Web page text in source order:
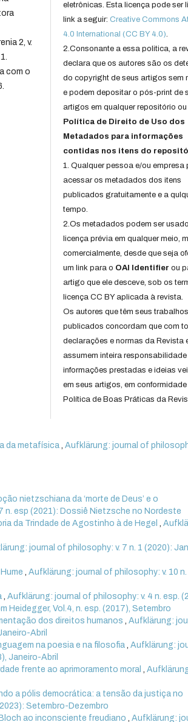
2, v.
com o
eletrônicas. Esta licença pode ser
link a seguir:Creative Commons
4.0 International (CC BY 4.0).
2.Consonante a essa politica, a
declara que os autores são os
do copyright de seus artigos sem
e podem depositar o pós-print de
artigos em qualquer repositório ou
Política de Direito de Uso dos
Metadados para informações
contidas nos itens do
1. Qualquer pessoa e/ou empresa
acessar os metadados dos itens
publicados gratuitamente e a
tempo.
2.Os metadados podem ser
licença prévia em qualquer meio,
comercialmente, desde que seja
um link para o OAI Identifier ou
artigo que ele desceve, sob os
licença CC BY aplicada à revista.
Os autores que têm seus trabalhos
publicados concordam que com
declarações e normas da Revista
assumem inteira responsabilidade
informações prestadas e ideias
em seus artigos, em
Política de Boas Práticas da
da metafísica,Aufklärung: journal of
nietzschiana da ‘morte de Deus’ e o
n. esp (2021): Dossiê Nietzsche no Nordeste
da Trindade de Agostinho à de Hegel,
journal of philosophy: v. 7 n. 1 (2020):
,Aufklärung: journal of philosophy: v. 10 n.
,Aufklärung: journal of philosophy: v. 4 n. esp.
Heidegger, Vol.4, n. esp. (2017), Setembro
dos direitos humanos,Aufklärung:
Abril
na poesia e na filosofia,Aufklärung:
Janeiro-Abril
frente ao aprimoramento moral,
a pólis democrática: a tensão da justiça no
Setembro-Dezembro
ao inconsciente freudiano,Aufklärung: